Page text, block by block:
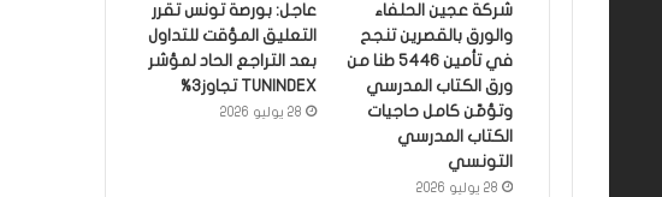
شركة عجين الحلفاء
والورق بالقصرين تنجح
في تأمين 5446 طنا من
ورق الكتاب المدرسي
وتؤمّن كامل حاجيات
الكتاب المدرسي
التونسي
28 يوليو 2026
عاجل: بورصة تونس تقرر
التعليق المؤقت للتداول
بعد التراجع الحاد لمؤشر
TUNINDEX تجاوز3%
28 يوليو 2026